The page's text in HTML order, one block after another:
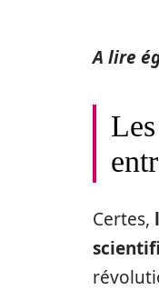
A lire
Certes,